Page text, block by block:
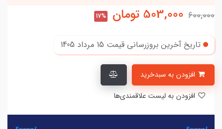
600,000
503,000 تومان 17%
تاریخ آخرین بروزرسانی قیمت 15 مرداد 1405